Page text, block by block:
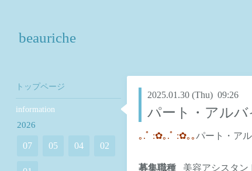
beauriche
2025.01.30 (Thu) 09:26
パート・アル
｡.ﾟ :✿｡.ﾟ :✿｡｡パート・ア
募集職種 美容アシスタン
トップページ
information
2026
07 05 04 02